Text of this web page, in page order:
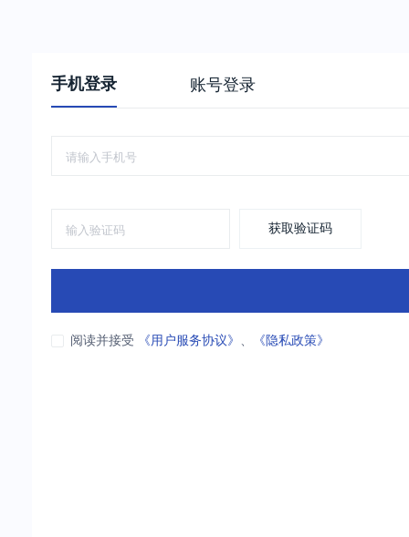
手机登录 账号登录
获取验证码
阅读并接受 《用户服务协议》 、 《隐私政策》